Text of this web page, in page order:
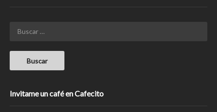
Invitame un café en Cafecito